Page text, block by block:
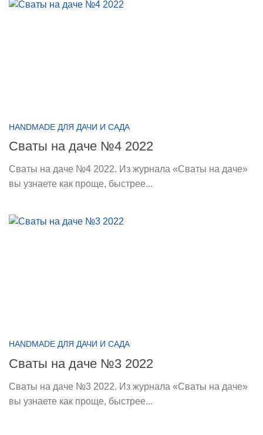
HANDMADE ДЛЯ ДАЧИ И САДА
Сваты на даче №4 2022
Сваты на даче №4 2022. Из журнала «Сваты на даче»
вы узнаете как проще, быстрее...
HANDMADE ДЛЯ ДАЧИ И САДА
Сваты на даче №3 2022
Сваты на даче №3 2022. Из журнала «Сваты на даче»
вы узнаете как проще, быстрее...